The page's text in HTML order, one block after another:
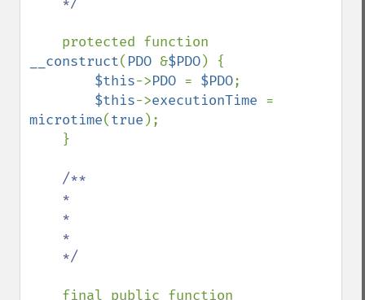
__construct( PDO &$PDO) {
$this->PDO = $PDO;
$this->executionTime
microtime(true );
/**